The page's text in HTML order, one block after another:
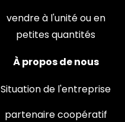
vendre à l'unité ou en
petites quantités
À propos de nous
Situation de l'entreprise
partenaire coopératif